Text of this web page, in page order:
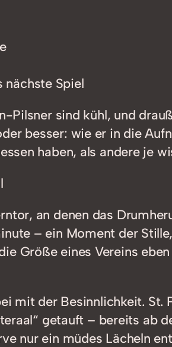
nächste Spiel
Pilsner sind kühl, und
besser: wie er in die
haben, als andere je
an denen das
– ein Moment der
Größe eines Vereins
mit der Besinnlichkeit. St.
getauft – bereits ab
nur ein müdes Lächeln